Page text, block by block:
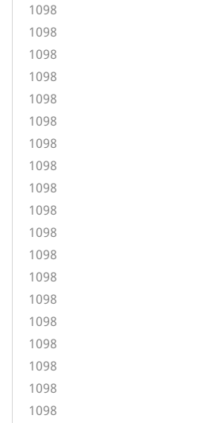
1098
1098
1098
1098
1098
1098
1098
1098
1098
1098
1098
1098
1098
1098
1098
1098
1098
1098
1098